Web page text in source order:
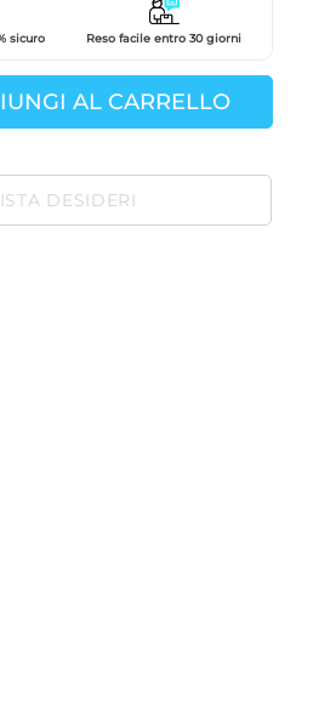
sicuro Reso facile entro 30 giorni
AL CARRELLO
DESIDERI